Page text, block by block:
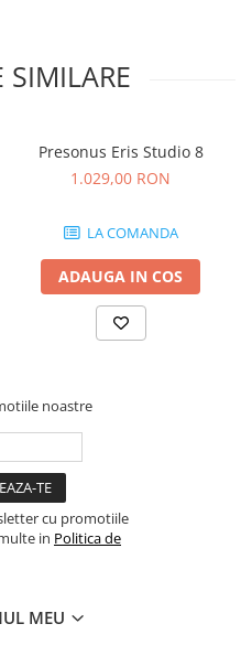
SIMILARE
Presonus Eris Studio 8
1.029,00 RON
LA COMANDA
ADAUGA IN COS
noastre
cu promotiile
in Politica de
MEU